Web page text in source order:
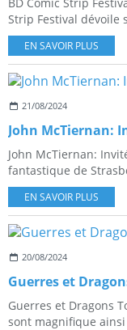
Strip Festival dévoile
EN SAVOIR PLUS
21/08/2024
John McTiernan:
John McTiernan:
fantastique de
EN SAVOIR PLUS
20/08/2024
Guerres et
Guerres et Dragons
sont magnifique